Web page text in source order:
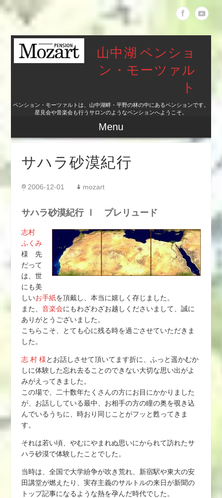
山中湖 ペンショ
ン・モーツァル
ト
ペンション・モーツァルトは、山中湖畔・平野の林の中にあるペンションです。
星見会や音楽会も行うサロンのようなペンションへようこそ。
Menu
サハラ砂漠紀行
2006-12-01 mozart
サハラ砂漠紀行 Ⅰ プレリュード
志村
ふくみ
様 先
だって
は、世
にも美
しいお手紙を頂戴し、本当に嬉しく存じました。
また、 音楽会にもわざわざお越しくださいまして、誠に
ありがとうございました。
こちらこそ、とても心に残る時を過ごさせていただきま
した。
志 村 様とお話しさせて頂いてます折に、ふっと遥かむか
しに体験した忘れ去ることのできない大切な思い出がよ
みがえってきました。
この場で、二十数年たくさんの方にお目にかかりました
が、お話ししている最中、お相手の方の瞳の奥を覗き込
んでいるうちに、時おり同じことがフッと甦ってきま
す。
それは若い頃、やむにやまれぬ思いにかられて訪れたサ
ハラ砂漠で体験したことでした。
当時は、全国で大学紛争が吹き荒れ、新宿駅や東大の安
田講堂が燃えたり、実存主義のサルトルの来日が新聞の
トップ記事になるような熱を孕んだ時代でした。